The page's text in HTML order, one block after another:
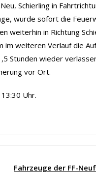
Schierling in
wurde sofort die
weiterhin in Richtung
im weiteren Verlauf die
Stunden wieder
vor Ort.
Uhr.
Fahrzeuge der FF-